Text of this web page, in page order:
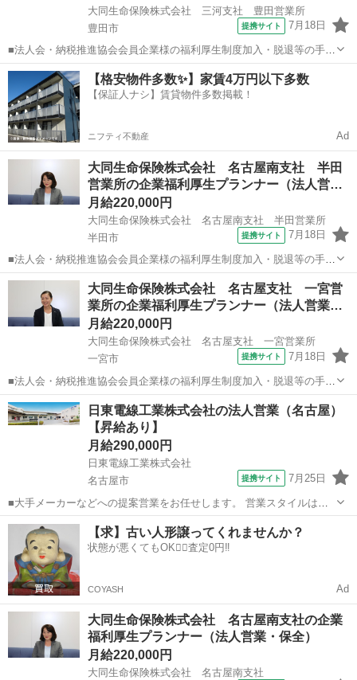
大同生命保険株式会社 三河支社 豊田営業所
豊田市
提携サイト 7月18日
■法人会・納税推進協会会員企業様の福利厚生制度加入・脱退等の手続
きなどをお任せします。 家庭訪問ではなく、会員である法人企業様へ
と出向き、当社のお薦めするプランのご案内などがメイン。個人宅訪
問や知人・友人への保険勧誘は一切あ...
愛知 豊田市 代理店営業
【格安物件多数✨】家賃4万円以下多数
【保証人ナシ】賃貸物件多数掲載！
ニフティ不動産 Ad
大同生命保険株式会社 名古屋南支社 半田
営業所の企業福利厚生プランナー（法人営…
月給220,000円
大同生命保険株式会社 名古屋南支社 半田営業所
半田市
提携サイト 7月18日
■法人会・納税推進協会会員企業様の福利厚生制度加入・脱退等の手続
きなどをお任せします。 家庭訪問ではなく、会員である法人企業様へ
と出向き、当社のお薦めするプランのご案内などがメイン。個人宅訪
問や知人・友人への保険勧誘は一切あ...
愛知 半田市 代理店営業
大同生命保険株式会社 名古屋支社 一宮営
業所の企業福利厚生プランナー（法人営業…
月給220,000円
大同生命保険株式会社 名古屋支社 一宮営業所
一宮市
提携サイト 7月18日
■法人会・納税推進協会会員企業様の福利厚生制度加入・脱退等の手続
きなどをお任せします。 家庭訪問ではなく、会員である法人企業様へ
と出向き、当社のお薦めするプランのご案内などがメイン。個人宅訪
問や知人・友人への保険勧誘は一切あ...
愛知 一宮市 代理店営業
日東電線工業株式会社の法人営業（名古屋）
【昇給あり】
月給290,000円
日東電線工業株式会社
名古屋市
提携サイト 7月25日
■大手メーカーなどへの提案営業をお任せします。 営業スタイルは信
頼重視。 既存顧客がメインで商談から納期調整まで一貫して携わり、
お客様の「一番の相談役」を目指していきましょう。 ■手厚いフォロ
ー 最初は上司や先輩が同行...
愛知 名古屋市 代理店営業
【求】古い人形譲ってくれませんか？
状態が悪くてもOK🙆‍♀️査定0円‼️
COYASH Ad
大同生命保険株式会社 名古屋南支社の企業
福利厚生プランナー（法人営業・保全）
月給220,000円
大同生命保険株式会社 名古屋南支社